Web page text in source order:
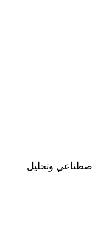
وتحليل